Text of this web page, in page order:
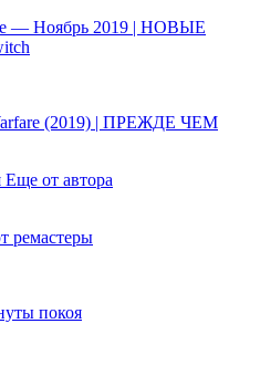
— Ноябрь 2019 | НОВЫЕ
(2019) | ПРЕЖДЕ ЧЕМ
Еще от автора
ремастеры
покоя